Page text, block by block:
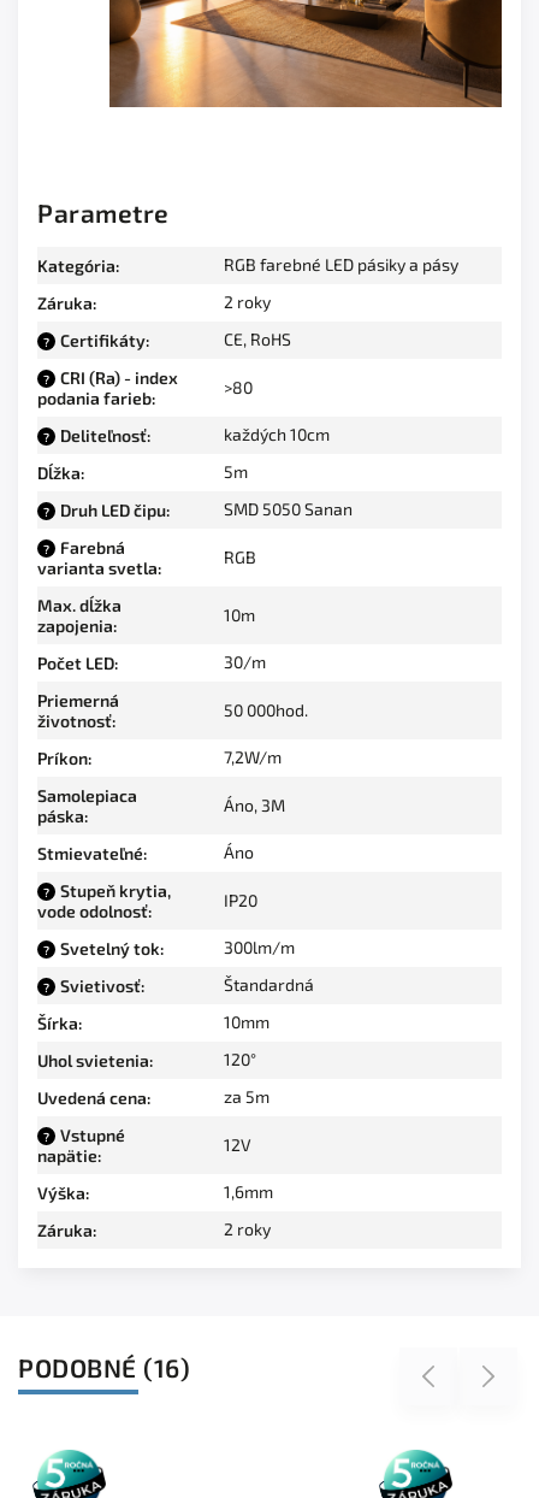
Parametre
Kategória:
RGB farebné LED pásiky a pásy
Záruka: 2 roky
? Certifikáty: CE, RoHS
?
CRI (Ra) - index
podania farieb:
>80
? Deliteľnosť:
každých 10cm
Dĺžka: 5m
? Druh LED čipu: SMD 5050 Sanan
?
Farebná
varianta svetla:
RGB
Max. dĺžka
zapojenia:
10m
Počet LED:
30/m
Priemerná
životnosť:
50 000hod.
Príkon:
7,2W/m
Samolepiaca
páska:
Áno, 3M
Stmievateľné: Áno
?
Stupeň krytia,
vode odolnosť:
IP20
? Svetelný tok: 300lm/m
? Svietivosť:
Štandardná
Šírka:
10mm
Uhol svietenia:
120°
Uvedená cena: za 5m
?
Vstupné
napätie:
12V
Výška:
1,6mm
Záruka: 2 roky
PODOBNÉ (16) Previous
5 rokov
záruka
5 rokov
záruka
Next